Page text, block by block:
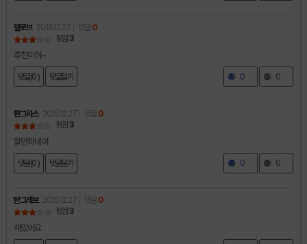
델로브 2015.12.27 댓글 0
평점 3
추천이여~
댓글(0 ) 댓글달기 0 0
판그라스 2015.12.27 댓글 0
평점 3
할만하네여
댓글(0 ) 댓글달기 0 0
탄그레브 2015.12.27 댓글 0
평점 3
재밌어요